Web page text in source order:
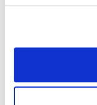
TDS / Ficha